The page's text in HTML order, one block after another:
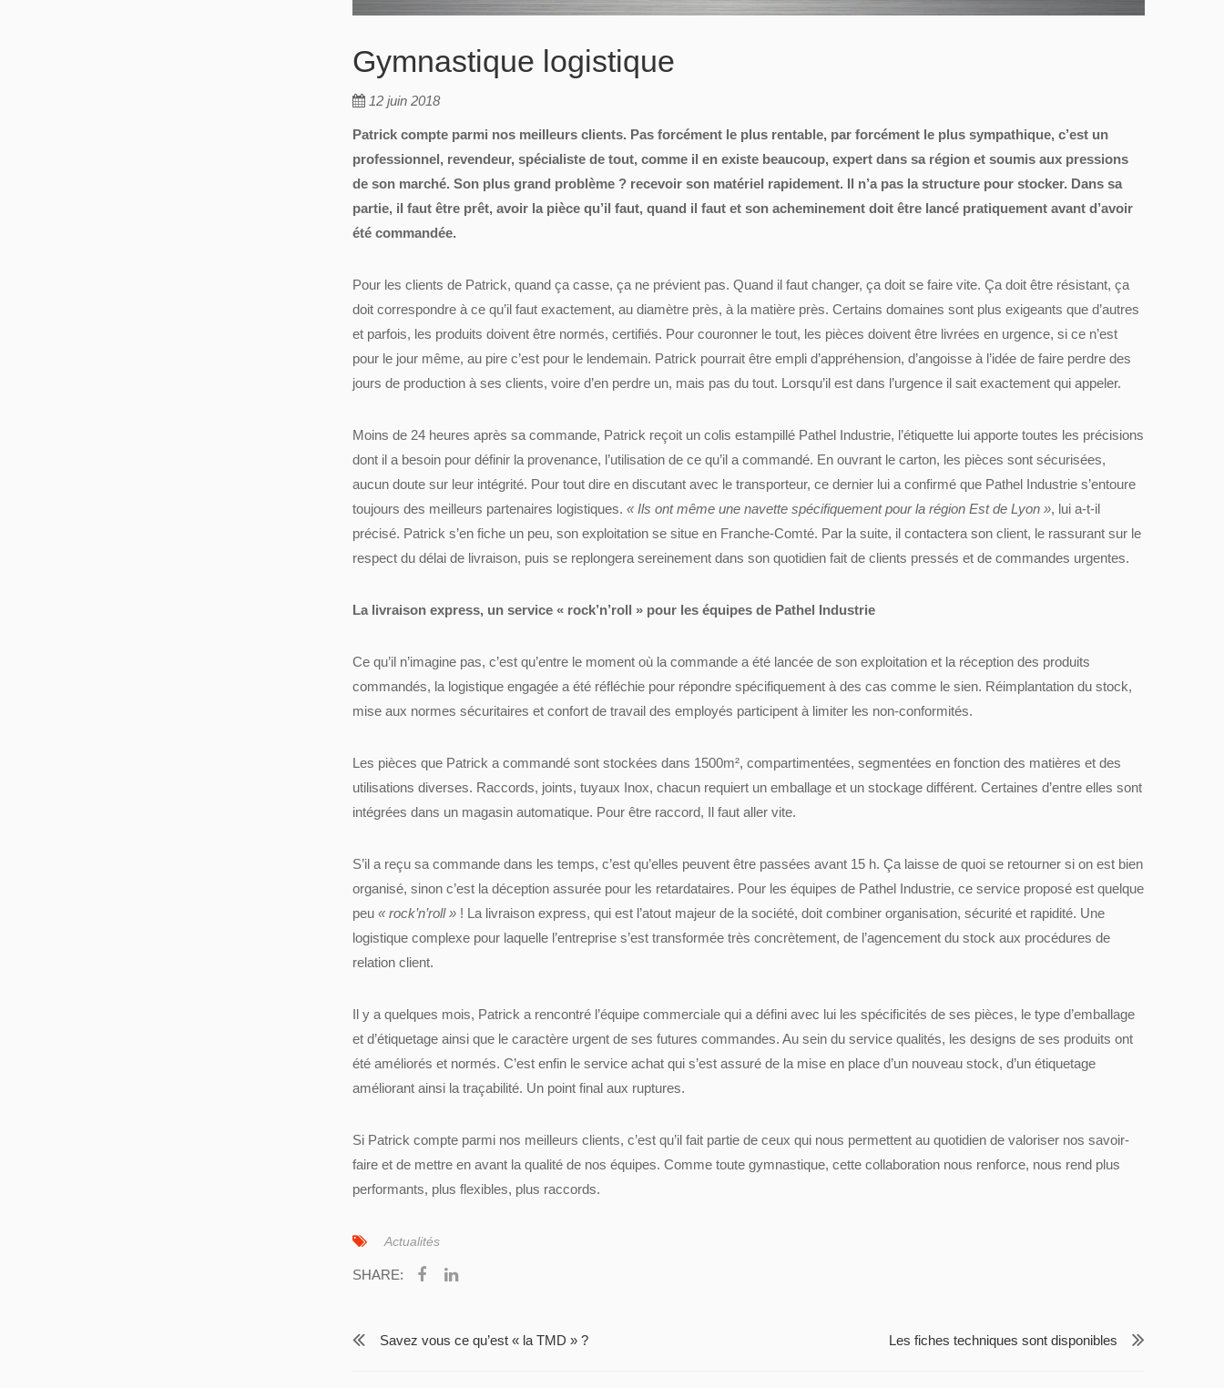
Gymnastique logistique
12 juin 2018
Patrick compte parmi nos meilleurs clients. Pas forcément le plus rentable, par forcément le plus sympathique, c’est un
professionnel, revendeur, spécialiste de tout, comme il en existe beaucoup, expert dans sa région et soumis aux pressions
de son marché. Son plus grand problème ? recevoir son matériel rapidement. Il n’a pas la structure pour stocker. Dans sa
partie, il faut être prêt, avoir la pièce qu’il faut, quand il faut et son acheminement doit être lancé pratiquement avant d’avoir
été commandée.
Pour les clients de Patrick, quand ça casse, ça ne prévient pas. Quand il faut changer, ça doit se faire vite. Ça doit être résistant, ça
doit correspondre à ce qu’il faut exactement, au diamètre près, à la matière près. Certains domaines sont plus exigeants que d’autres
et parfois, les produits doivent être normés, certifiés. Pour couronner le tout, les pièces doivent être livrées en urgence, si ce n’est
pour le jour même, au pire c’est pour le lendemain. Patrick pourrait être empli d’appréhension, d’angoisse à l’idée de faire perdre des
jours de production à ses clients, voire d’en perdre un, mais pas du tout. Lorsqu’il est dans l’urgence il sait exactement qui appeler.
Moins de 24 heures après sa commande, Patrick reçoit un colis estampillé Pathel Industrie, l’étiquette lui apporte toutes les précisions
dont il a besoin pour définir la provenance, l’utilisation de ce qu’il a commandé. En ouvrant le carton, les pièces sont sécurisées,
aucun doute sur leur intégrité. Pour tout dire en discutant avec le transporteur, ce dernier lui a confirmé que Pathel Industrie s’entoure
toujours des meilleurs partenaires logistiques. « Ils ont même une navette spécifiquement pour la région Est de Lyon », lui a-t-il
précisé. Patrick s’en fiche un peu, son exploitation se situe en Franche-Comté. Par la suite, il contactera son client, le rassurant sur le
respect du délai de livraison, puis se replongera sereinement dans son quotidien fait de clients pressés et de commandes urgentes.
La livraison express, un service « rock’n’roll » pour les équipes de Pathel Industrie
Ce qu’il n’imagine pas, c’est qu’entre le moment où la commande a été lancée de son exploitation et la réception des produits
commandés, la logistique engagée a été réfléchie pour répondre spécifiquement à des cas comme le sien. Réimplantation du stock,
mise aux normes sécuritaires et confort de travail des employés participent à limiter les non-conformités.
Les pièces que Patrick a commandé sont stockées dans 1500m², compartimentées, segmentées en fonction des matières et des
utilisations diverses. Raccords, joints, tuyaux Inox, chacun requiert un emballage et un stockage différent. Certaines d’entre elles sont
intégrées dans un magasin automatique. Pour être raccord, Il faut aller vite.
S’il a reçu sa commande dans les temps, c’est qu’elles peuvent être passées avant 15 h. Ça laisse de quoi se retourner si on est bien
organisé, sinon c’est la déception assurée pour les retardataires. Pour les équipes de Pathel Industrie, ce service proposé est quelque
peu « rock’n’roll » ! La livraison express, qui est l’atout majeur de la société, doit combiner organisation, sécurité et rapidité. Une
logistique complexe pour laquelle l’entreprise s’est transformée très concrètement, de l’agencement du stock aux procédures de
relation client.
Il y a quelques mois, Patrick a rencontré l’équipe commerciale qui a défini avec lui les spécificités de ses pièces, le type d’emballage
et d’étiquetage ainsi que le caractère urgent de ses futures commandes. Au sein du service qualités, les designs de ses produits ont
été améliorés et normés. C’est enfin le service achat qui s’est assuré de la mise en place d’un nouveau stock, d’un étiquetage
améliorant ainsi la traçabilité. Un point final aux ruptures.
Si Patrick compte parmi nos meilleurs clients, c’est qu’il fait partie de ceux qui nous permettent au quotidien de valoriser nos savoir-
faire et de mettre en avant la qualité de nos équipes. Comme toute gymnastique, cette collaboration nous renforce, nous rend plus
performants, plus flexibles, plus raccords.
Actualités
SHARE:
Savez vous ce qu’est « la TMD » ? Les fiches techniques sont disponibles